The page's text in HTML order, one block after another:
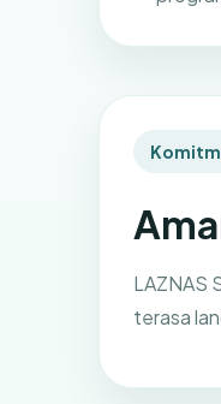
LAZNAS
terasa